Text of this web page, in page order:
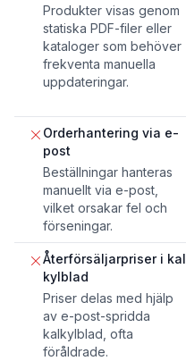
Produkter visas genom
statiska PDF-filer eller
kataloger som behöver
frekventa manuella
uppdateringar.
Orderhantering via e-
post
Beställningar hanteras
manuellt via e-post,
vilket orsakar fel och
förseningar.
Återförsäljarpriser i kal
kylblad
Priser delas med hjälp
av e-post-spridda
kalkylblad, ofta
föråldrade.